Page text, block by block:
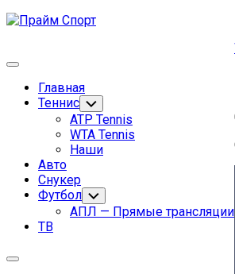
Перейти
Развернуть
Главная
Родительская
текущая
страница
Теннис Переключатель
дочернего
меню
ATP Tennis
Родительская
текущая
WTA Tennis
Наши
Авто
Снукер
Футбол Переключатель
дочернего
меню
АПЛ — Прямые трансляции
ТВ
Развернуть